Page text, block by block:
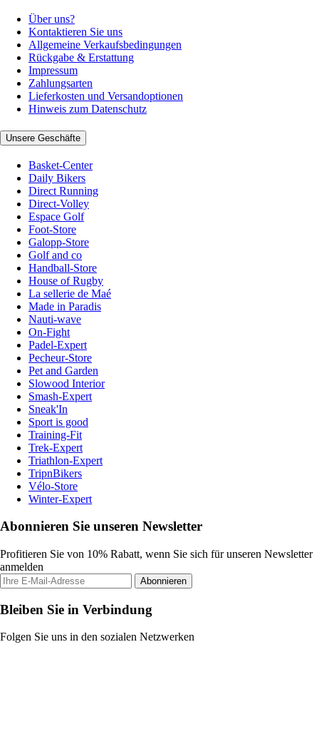
Über uns?
Kontaktieren Sie uns
Allgemeine Verkaufsbedingungen
Rückgabe & Erstattung
Impressum
Zahlungsarten
Lieferkosten und Versandoptionen
Hinweis zum Datenschutz
Unsere Geschäfte
Basket-Center
Daily Bikers
Direct Running
Direct-Volley
Espace Golf
Foot-Store
Galopp-Store
Golf and co
Handball-Store
House of Rugby
La sellerie de Maé
Made in Paradis
Nauti-wave
On-Fight
Padel-Expert
Pecheur-Store
Pet and Garden
Slowood Interior
Smash-Expert
Sneak'In
Sport is good
Training-Fit
Trek-Expert
Triathlon-Expert
TripnBikers
Vélo-Store
Winter-Expert
Abonnieren Sie unseren Newsletter
Profitieren Sie von 10% Rabatt, wenn Sie sich für unseren Newsletter
anmelden
Abonnieren
Bleiben Sie in Verbindung
Folgen Sie uns in den sozialen Netzwerken